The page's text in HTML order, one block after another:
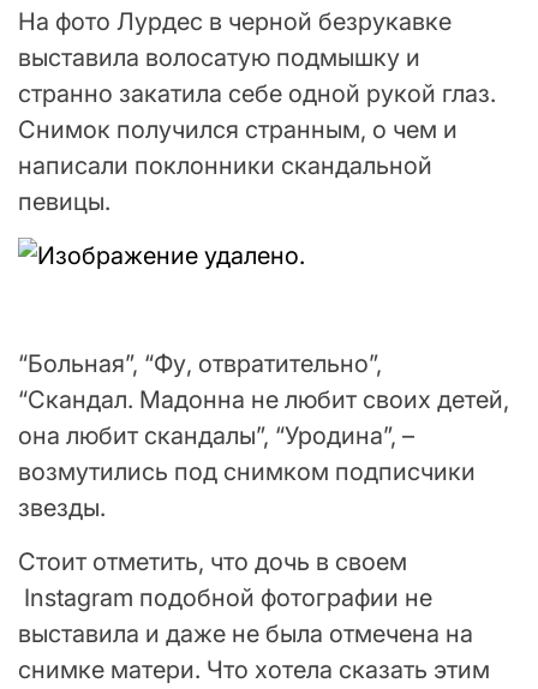
На фото Лурдес в черной безрукавке
выставила волосатую подмышку и
странно закатила себе одной рукой глаз.
Снимок получился странным, о чем и
написали поклонники скандальной
певицы.
“Больная”, “Фу, отвратительно”,
“Скандал. Мадонна не любит своих детей,
она любит скандалы”, “Уродина”, –
возмутились под снимком подписчики
звезды.
Стоит отметить, что дочь в своем
Instagram подобной фотографии не
выставила и даже не была отмечена на
снимке матери. Что хотела сказать этим